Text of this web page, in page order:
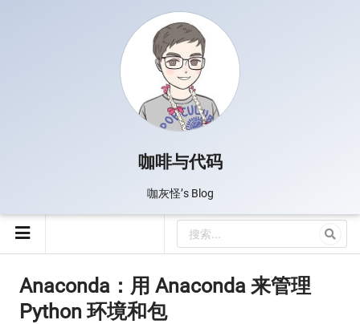
咖啡与代码
咖灰怪’s Blog
Anaconda：用 Anaconda 来管理
Python 环境和包